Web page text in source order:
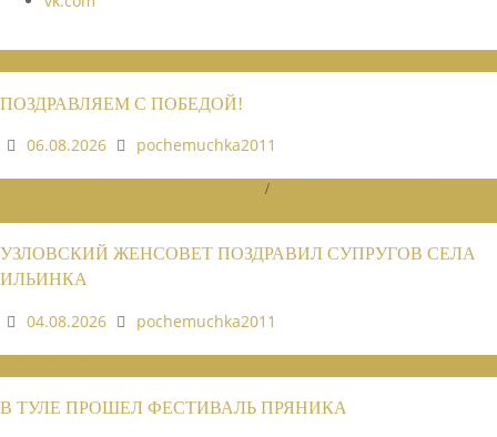
ПОЗДРАВЛЯЕМ С ПОБЕДОЙ!
06.08.2026
pochemuchka2011
/
УЗЛОВСКИЙ ЖЕНСОВЕТ ПОЗДРАВИЛ СУПРУГОВ СЕЛА
ИЛЬИНКА
04.08.2026
pochemuchka2011
В ТУЛЕ ПРОШЕЛ ФЕСТИВАЛЬ ПРЯНИКА